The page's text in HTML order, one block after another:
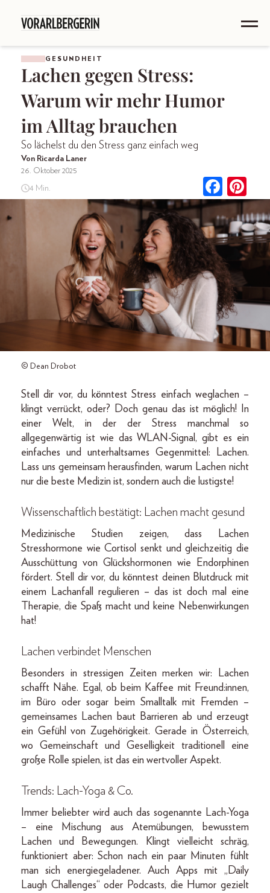
GESUNDHEIT
Lachen gegen Stress:
Warum wir mehr Humor
im Alltag brauchen
So lächelst du den Stress ganz einfach weg
Von Ricarda Laner
26. Oktober 2025
4 Min.
© Dean Drobot
Stell dir vor, du könntest Stress einfach weglachen –
klingt verrückt, oder? Doch genau das ist möglich! In
einer Welt, in der der Stress manchmal so
allgegenwärtig ist wie das WLAN-Signal, gibt es ein
einfaches und unterhaltsames Gegenmittel: Lachen.
Lass uns gemeinsam herausfinden, warum Lachen nicht
nur die beste Medizin ist, sondern auch die lustigste!
Wissenschaftlich bestätigt: Lachen macht gesund
Medizinische Studien zeigen, dass Lachen
Stresshormone wie Cortisol senkt und gleichzeitig die
Ausschüttung von Glückshormonen wie Endorphinen
fördert. Stell dir vor, du könntest deinen Blutdruck mit
einem Lachanfall regulieren – das ist doch mal eine
Therapie, die Spaß macht und keine Nebenwirkungen
hat!
Lachen verbindet Menschen
Besonders in stressigen Zeiten merken wir: Lachen
schafft Nähe. Egal, ob beim Kaffee mit Freund:innen,
im Büro oder sogar beim Smalltalk mit Fremden –
gemeinsames Lachen baut Barrieren ab und erzeugt
ein Gefühl von Zugehörigkeit. Gerade in Österreich,
wo Gemeinschaft und Geselligkeit traditionell eine
große Rolle spielen, ist das ein wertvoller Aspekt.
Trends: Lach-Yoga & Co.
Immer beliebter wird auch das sogenannte Lach-Yoga
– eine Mischung aus Atemübungen, bewusstem
Lachen und Bewegungen. Klingt vielleicht schräg,
funktioniert aber: Schon nach ein paar Minuten fühlt
man sich energiegeladener. Auch Apps mit „Daily
Laugh Challenges“ oder Podcasts, die Humor gezielt